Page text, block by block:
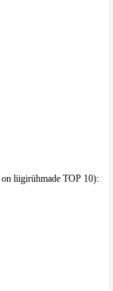
on liigirühmade TOP 10):